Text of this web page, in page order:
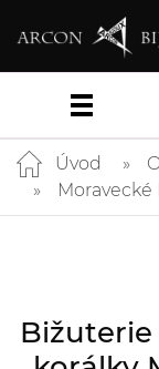
Úvod
Moravecké
Bižuterie